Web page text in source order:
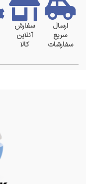
ارسال
سریع
سفارشات
سفارش
آنلاین
کالا